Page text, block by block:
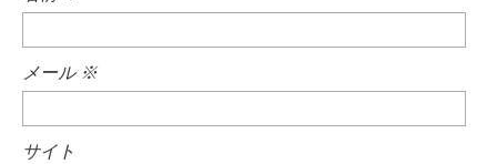
メール ※
サイト